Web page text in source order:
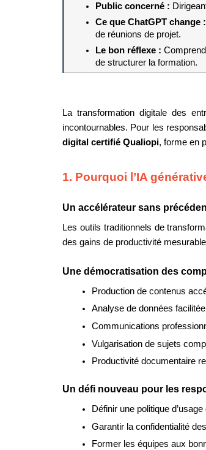
Public concerné :
Ce que ChatGPT change :
de réunions de projet.
Le bon réflexe :
de structurer la formation.
La transformation digitale des
incontournables. Pour les
digital certifié Qualiopi, forme en
1. Pourquoi l’IA
Un accélérateur sans
Les outils traditionnels de
des gains de productivité
Une démocratisation des
Production de contenus
Analyse de données
Communications
Vulgarisation de sujets
Productivité documentaire
Un défi nouveau pour les
Définir une politique d’usage
Garantir la confidentialité
Former les équipes aux